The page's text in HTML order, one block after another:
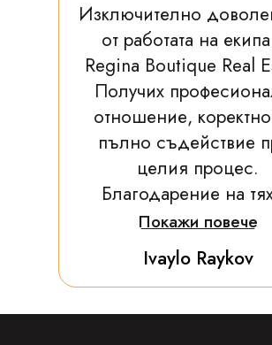
Изключително
от работата на
Regina Boutique Real
Получих
отношение,
пълно съдействие
целия процес.
Благодарение на
Покажи повече
Ivaylo Raykov